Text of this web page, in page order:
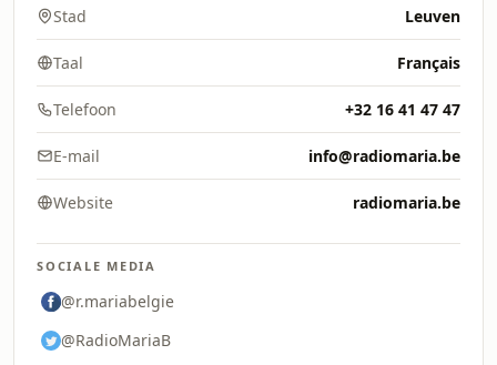
Stad Leuven
Taal Français
Telefoon +32 16 41 47 47
E-mail info@radiomaria.be
Website radiomaria.be
SOCIALE MEDIA
@r.mariabelgie
@RadioMariaB